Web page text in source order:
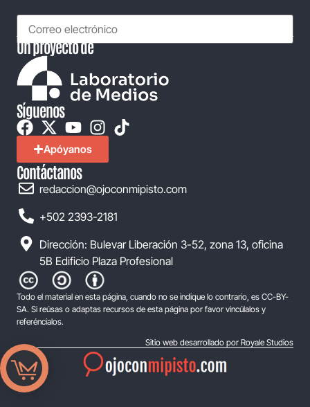
Un proyecto de
Síguenos
Apóyanos
Contáctanos
redaccion@ojoconmipisto.com
+502 2393-2181
Dirección: Bulevar Liberación 3-52, zona 13, oficina
5B Edificio Plaza Profesional
Todo el material en esta página, cuando no se indique lo contrario, es CC-BY-
SA. Si reúsas o adaptas recursos de esta página por favor vincúlalos y
referéncialos.
Sitio web desarrollado por Royale Studios